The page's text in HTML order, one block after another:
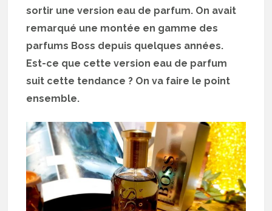
sortir une version eau de parfum. On avait
remarqué une montée en gamme des
parfums Boss depuis quelques années.
Est-ce que cette version eau de parfum
suit cette tendance ? On va faire le point
ensemble.